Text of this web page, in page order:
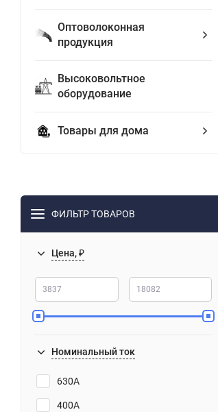
Оптоволоконная
продукция
Высоковольтное
оборудование
Товары для дома
ФИЛЬТР ТОВАРОВ
Цена, ₽
Номинальный ток
630А
400А